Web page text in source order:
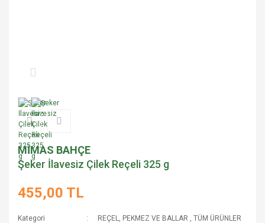
MİMAS BAHÇE
Şeker İlavesiz Çilek Reçeli 325 g
455,00 TL
Kategori REÇEL, PEKMEZ VE BALLAR ,TÜM ÜRÜNLER